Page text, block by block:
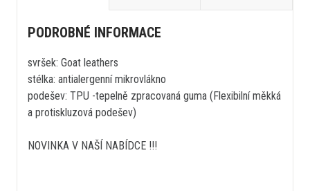
PODROBNÉ INFORMACE
svršek: Goat leathers
stélka: antialergenní mikrovlákno
podešev: TPU -tepelně zpracovaná guma (Flexibilní měkká
a protiskluzová podešev)
NOVINKA V NAŠÍ NABÍDCE !!!